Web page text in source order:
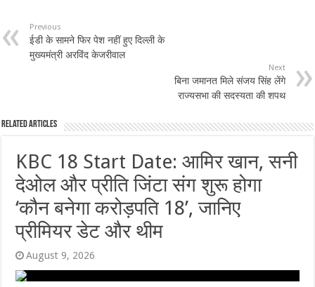
Previous
ईडी के सामने फिर पेश नहीं हुए दिल्ली के
मुख्यमंत्री अरविंद केजरीवाल
Next
बिना जमानत मिले संजय सिंह लेंगे
राज्यसभा की सदस्यता की शपथ
Related Articles
KBC 18 Start Date: आमिर खान, सनी
देओल और प्रीति जिंटा संग शुरू होगा
‘कौन बनेगा करोड़पति 18’, जानिए
प्रीमियर डेट और थीम
August 9, 2026